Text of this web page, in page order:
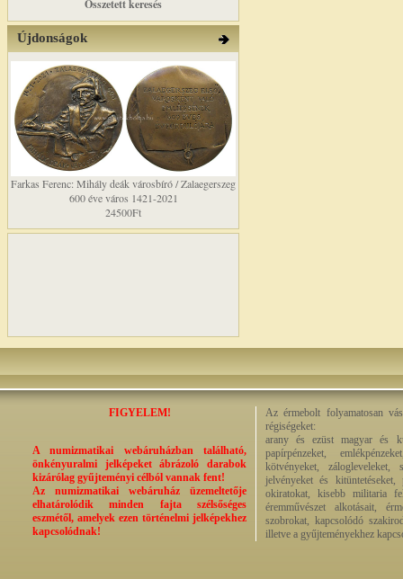
Összetett keresés
Újdonságok
Farkas Ferenc: Mihály deák városbíró / Zalaegerszeg
600 éve város 1421-2021
24500Ft
FIGYELEM!
A numizmatikai webáruházban található,
önkényuralmi jelképeket ábrázoló darabok
kizárólag gyűjteményi célból vannak fent!
Az numizmatikai webáruház üzemeltetője
elhatárolódik minden fajta szélsőséges
eszmétől, amelyek ezen történelmi jelképekhez
kapcsolódnak!
Az érmebolt folyamatosan
régiségeket:
arany és ezüst magyar és
papírpénzeket,
kötvényeket,
jelvényeket és kitüntetéseket,
okiratokat, kisebb militaria
éremművészet alkotásait,
szobrokat, kapcsolódó
illetve a gyűjteményekhez